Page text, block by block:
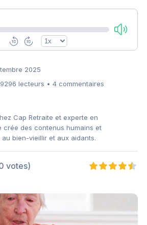
2025
lecteurs • 4 commentaires
Cap Retraite et experte en
crée des contenus humains et
bien-vieillir et aux aidants.
votes)